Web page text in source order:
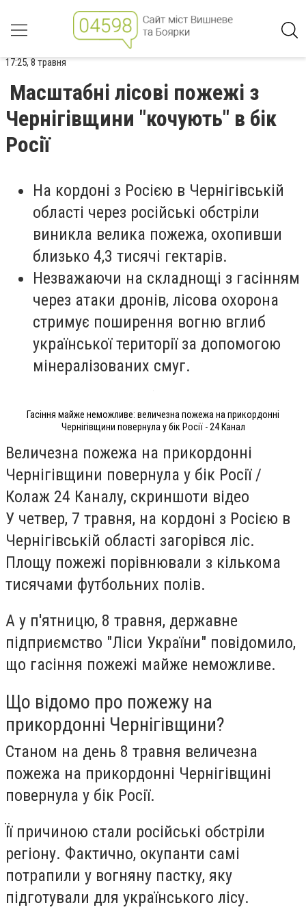
17:25, 8 травня
Масштабні лісові пожежі з
Чернігівщини "кочують" в бік
Росії
На кордоні з Росією в Чернігівській
області через російські обстріли
виникла велика пожежа, охопивши
близько 4,3 тисячі гектарів.
Незважаючи на складнощі з гасінням
через атаки дронів, лісова охорона
стримує поширення вогню вглиб
української території за допомогою
мінералізованих смуг.
Гасіння майже неможливе: величезна пожежа на прикордонні
Чернігівщини повернула у бік Росії - 24 Канал
Величезна пожежа на прикордонні
Чернігівщини повернула у бік Росії /
Колаж 24 Каналу, скриншоти відео
У четвер, 7 травня, на кордоні з Росією в
Чернігівській області загорівся ліс.
Площу пожежі порівнювали з кількома
тисячами футбольних полів.
А у п'ятницю, 8 травня, державне
підприємство "Ліси України" повідомило,
що гасіння пожежі майже неможливе.
Що відомо про пожежу на
прикордонні Чернігівщини?
С️таном на день 8 травня величезна
пожежа на прикордонні Чернігівщині
повернула у бік Росії.
Її причиною стали російські обстріли
регіону. Фактично, окупанти самі
потрапили у вогняну пастку, яку
підготували для українського лісу.